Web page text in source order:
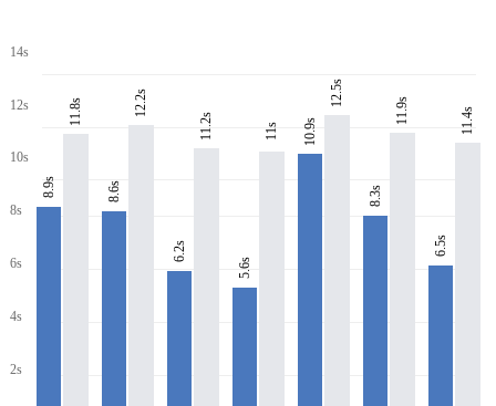
14s
12s
10s
8s
6s
4s
2s
8.9s
11.8s
8.6s
12.2s
6.2s
11.2s
5.6s
11s 10.9s
12.5s
8.3s
11.9s
6.5s
11.4s